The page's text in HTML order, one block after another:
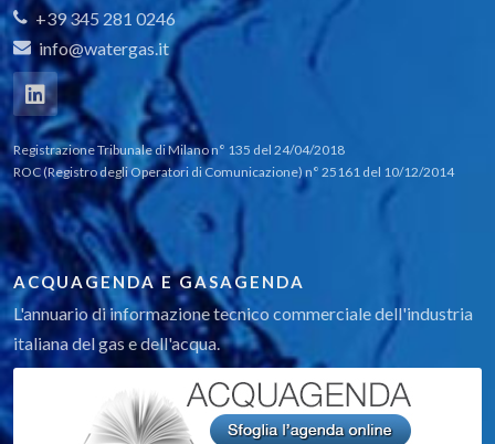
+39 345 281 0246
info@watergas.it
Registrazione Tribunale di Milano n° 135 del 24/04/2018
ROC (Registro degli Operatori di Comunicazione) n° 25161 del 10/12/2014
ACQUAGENDA E GASAGENDA
L'annuario di informazione tecnico commerciale dell'industria
italiana del gas e dell'acqua.